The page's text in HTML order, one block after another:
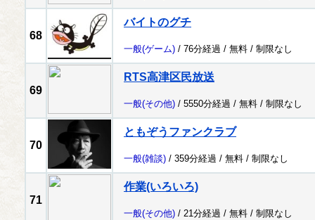
68
バイトのグチ
一般(ゲーム) / 76分経過 / 無料 / 制限なし
69
RTS高津区民放送
一般(その他) / 5550分経過 / 無料 / 制限なし
70
ともぞうファンクラブ
一般(雑談) / 359分経過 / 無料 / 制限なし
71
作業(いろいろ)
一般(その他) / 21分経過 / 無料 / 制限なし